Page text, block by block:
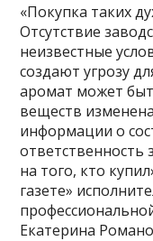
«Покупка таких
Отсутствие
неизвестные
создают угрозу
аромат может
веществ
информации о
ответственность
на того, кто
газете»
Екатерина